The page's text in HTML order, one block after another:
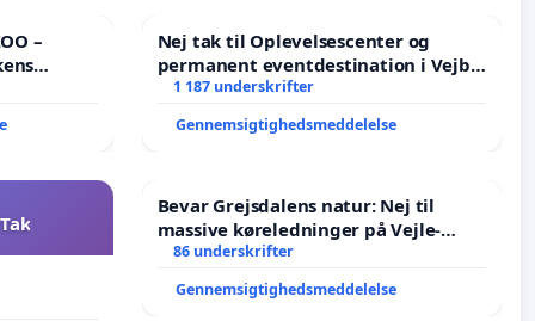
–
Nej tak til Oplevelsescenter og
permanent eventdestination i Vejby
- Ja tak til et levende lokalområde i
1 187 underskrifter
Gennemsigtighedsmeddelelse
Bevar Grejsdalens natur: Nej til
massive køreledninger på Vejle-
Struer-banen
86 underskrifter
Gennemsigtighedsmeddelelse